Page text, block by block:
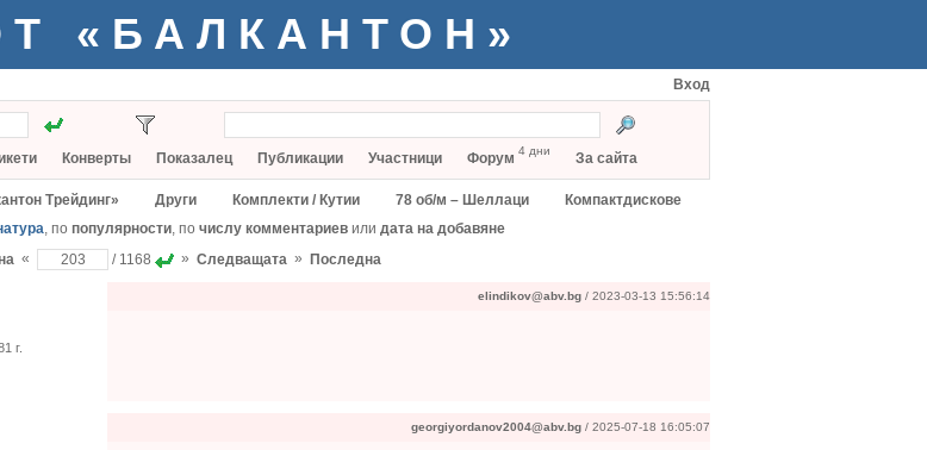
«БАЛКАНТОН»
Вход
Конверты Показалец Публикации Участници Форум 4 дни За сайта
Трейдинг» Други Комплекти / Кутии 78 об/м – Шеллаци
Компактдискове
, по популярности, по числу комментариев или дата на добавяне
« / 1168 » Следващата » Последна
г.
elindikov@abv.bg / 2023-03-13 15:56:14
georgiyordanov2004@abv.bg / 2025-07-18 16:05:07